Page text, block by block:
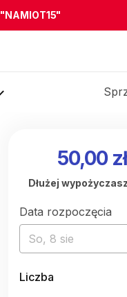
"NAMIOT15"
50,00 zł
Dłużej
Data rozpoczęcia
So, 8 sie
Liczba